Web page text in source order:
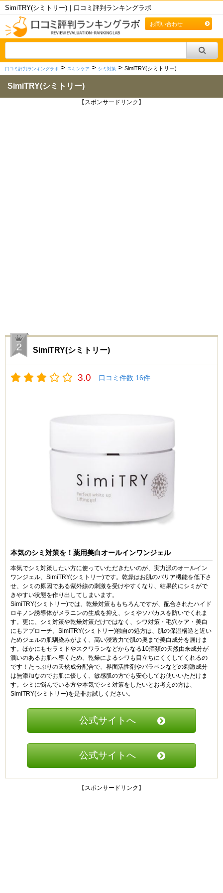
SimiTRY(シミトリー)｜口コミ評判ランキングラボ
お問い合わせ
口コミ評判ランキングラボ > スキンケア > シミ対策 > SimiTRY(シミトリー)
SimiTRY(シミトリー)
【スポンサードリンク】
SimiTRY(シミトリー)
3.0 口コミ件数:16件
本気のシミ対策を！薬用美白オールインワンジェル
本気でシミ対策したい方に使っていただきたいのが、実力派のオールイン
ワンジェル、SimiTRY(シミトリー)です。乾燥はお肌のバリア機能を低下さ
せ、シミの原因である紫外線の刺激を受けやすくなり、結果的にシミがで
きやすい状態を作り出してしまいます。
SimiTRY(シミトリー)では、乾燥対策ももちろんですが、配合されたハイド
ロキノン誘導体がメラニンの生成を抑え、シミやソバカスを防いでくれま
す。更に、シミ対策や乾燥対策だけではなく、シワ対策・毛穴ケア・美白
にもアプローチ。SimiTRY(シミトリー)独自の処方は、肌の保湿構造と近い
ためジェルの肌馴染みがよく、高い浸透力で肌の奥まで美白成分を届けま
す。ほかにもセラミドやスクワランなどからなる10酒類の天然由来成分が
潤いのあるお肌へ導くため、乾燥によるシワも目立ちにくくしてくれるの
です！たっぷりの天然成分配合で、界面活性剤やパラベンなどの刺激成分
は無添加なのでお肌に優しく、敏感肌の方でも安心してお使いいただけま
す。シミに悩んでいる方や本気でシミ対策をしたいとお考えの方は、
SimiTRY(シミトリー)を是非お試しください。
公式サイトへ
公式サイトへ
【スポンサードリンク】